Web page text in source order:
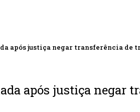
após justiça negar transferência de
após justiça negar